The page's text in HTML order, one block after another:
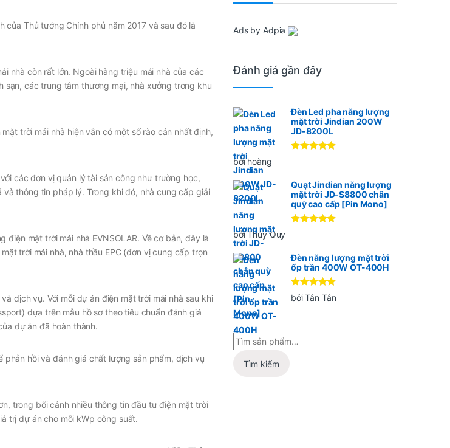
Thủ tướng Chính phủ năm 2017 và sau đó là
nhà còn rất lớn. Ngoài hàng triệu mái nhà của các
sạn, các trung tâm thương mại, nhà xưởng trong khu
trời mái nhà hiện vẫn có một số rào cản nhất định,
các đơn vị quản lý tài sản công như trường học,
thông tin pháp lý. Trong khi đó, nhà cung cấp giải
mặt trời mái nhà EVNSOLAR. Về cơ bản, đây là
trời mái nhà, nhà thầu EPC (đơn vị cung cấp trọn
dịch vụ. Với mỗi dự án điện mặt trời mái nhà sau khi
dựa trên mẫu hồ sơ theo tiêu chuẩn đánh giá
dự án đã hoàn thành.
hồi và đánh giá chất lượng sản phẩm, dịch vụ
trong bối cảnh nhiều thông tin đầu tư điện mặt trời
trị dự án cho mỗi kWp công suất.
Ads by Adpia
Đánh giá gần đây
Đèn Led pha năng lượng
mặt trời Jindian 200W
JD-8200L
bởi hoàng
Quạt Jindian năng lượng
mặt trời JD-S8800 chân
quỳ cao cấp [Pin Mono]
bởi Thúy Quy
Đèn năng lượng mặt trời
ốp trần 400W OT-400H
Được xếp
hạng 55
bởi Tân Tân
Tìm kiếm